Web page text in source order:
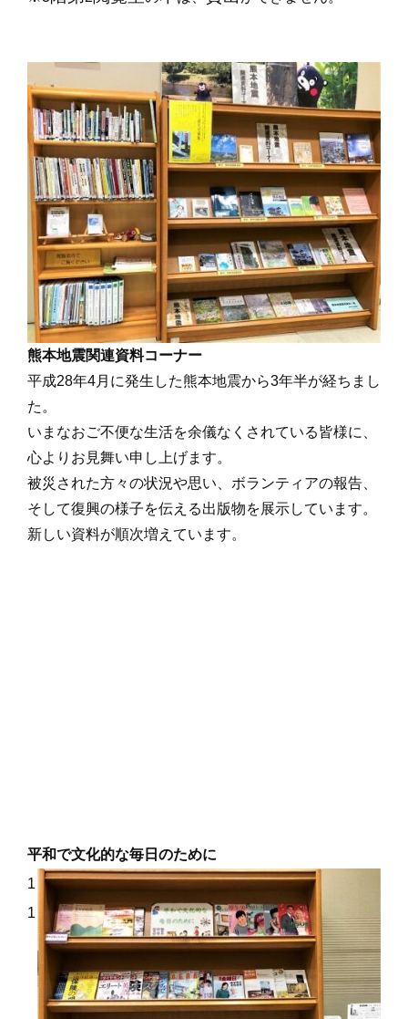
熊本地震関連資料コーナー
平成28年4月に発生した熊本地震から3年半が経ちまし
た。
いまなおご不便な生活を余儀なくされている皆様に、
心よりお見舞い申し上げます。
被災された方々の状況や思い、ボランティアの報告、
そして復興の様子を伝える出版物を展示しています。
新しい資料が順次増えています。
平和で文化的な毎日のために
1
1